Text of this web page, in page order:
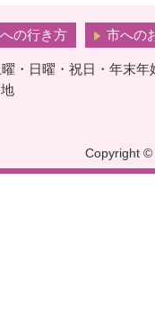
の行き方 市への
・日曜・祝日・年末年
Copyright ©